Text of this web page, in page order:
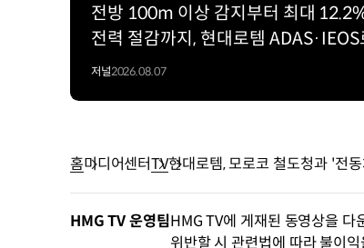
전방 100m 이상 감지부터 최대
전력 절감까지, 현대로템 ADAS·IEOS
보는 철도 자동화의 미래
저널2026.08.07
홈미디어센터TV현대로템, 모로코 철도청과 '전
HMG TV 운영팀HMG TV에 게재된 동영상을 다
위반할 시 관련법에 따라 불이